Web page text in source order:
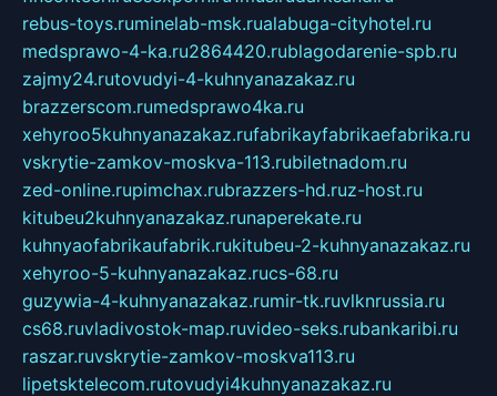
rebus-toys.ruminelab-msk.rualabuga-cityhotel.ru
medsprawo-4-ka.ru2864420.rublagodarenie-spb.ru
zajmy24.rutovudyi-4-kuhnyanazakaz.ru
brazzerscom.rumedsprawo4ka.ru
xehyroo5kuhnyanazakaz.rufabrikayfabrikaefabrika.ru
vskrytie-zamkov-moskva-113.rubiletnadom.ru
zed-online.rupimchax.rubrazzers-hd.ruz-host.ru
kitubeu2kuhnyanazakaz.runaperekate.ru
kuhnyaofabrikaufabrik.rukitubeu-2-kuhnyanazakaz.ru
xehyroo-5-kuhnyanazakaz.rucs-68.ru
guzywia-4-kuhnyanazakaz.rumir-tk.ruvlknrussia.ru
cs68.ruvladivostok-map.ruvideo-seks.rubankaribi.ru
raszar.ruvskrytie-zamkov-moskva113.ru
lipetsktelecom.rutovudyi4kuhnyanazakaz.ru